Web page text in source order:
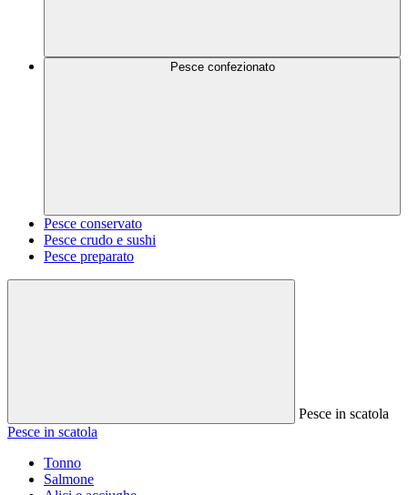
Pesce confezionato
Pesce conservato
Pesce crudo e sushi
Pesce preparato
Pesce in scatola
Pesce in scatola
Tonno
Salmone